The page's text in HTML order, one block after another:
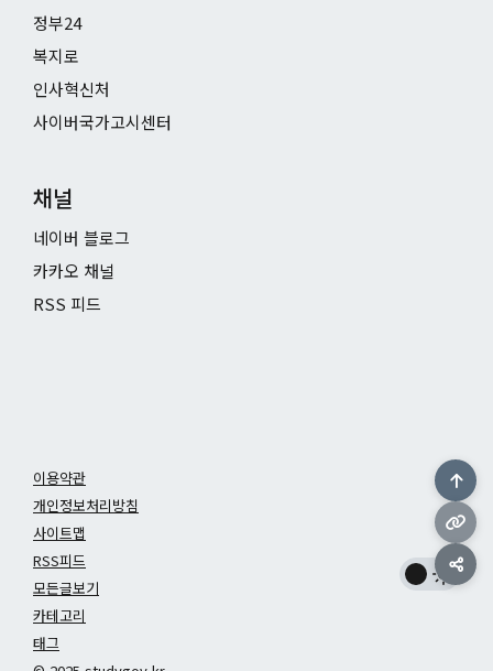
정부24
복지로
인사혁신처
사이버국가고시센터
채널
네이버 블로그
카카오 채널
RSS 피드
이용약관
개인정보처리방침
사이트맵
RSS피드
모든글보기
카테고리
태그